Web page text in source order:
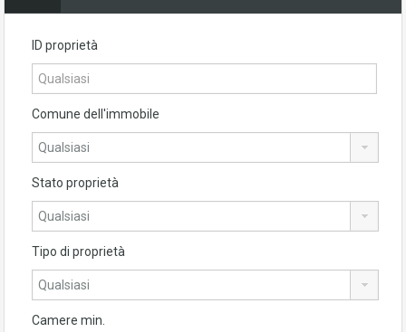
ID proprietà
Comune dell'immobile
Stato proprietà
Tipo di proprietà
Camere min.